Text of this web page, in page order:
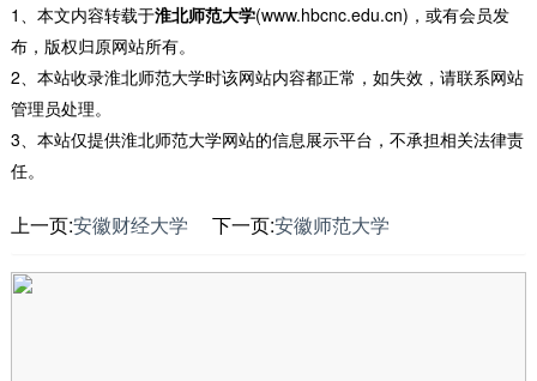
1、本文内容转载于淮北师范大学(www.hbcnc.edu.cn)，或有会员发
布，版权归原网站所有。
2、本站收录淮北师范大学时该网站内容都正常，如失效，请联系网站
管理员处理。
3、本站仅提供淮北师范大学网站的信息展示平台，不承担相关法律责
任。
上一页:安徽财经大学 下一页:安徽师范大学